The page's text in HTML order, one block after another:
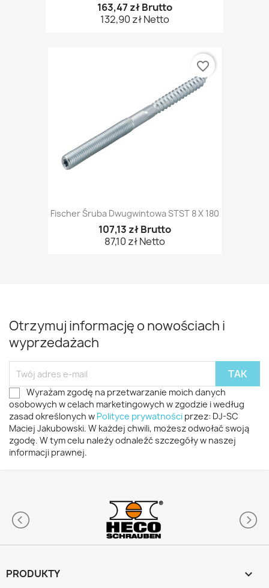
163,47 zł Brutto
132,90 zł Netto
Fischer Śruba Dwugwintowa STST 8 X 180
107,13 zł Brutto
87,10 zł Netto
favorite_border
Otrzymuj informację o nowościach i
wyprzedażach
Wyrażam zgodę na przetwarzanie moich danych
osobowych w celach marketingowych w zgodzie i według
zasad określonych w Polityce prywatności przez: DJ-SC
Maciej Jakubowski. W każdej chwili, możesz odwołać swoją
zgodę. W tym celu należy odnaleźć szczegóły w naszej
informacji prawnej.
PRODUKTY 